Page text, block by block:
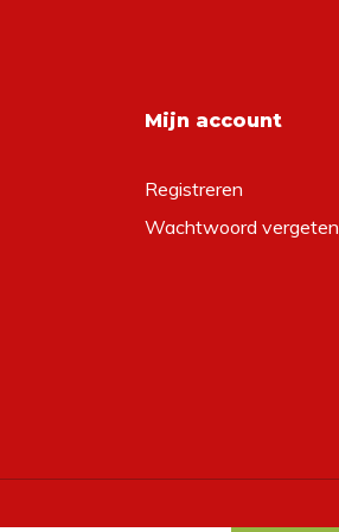
Mijn account
Registreren
Wachtwoord vergeten